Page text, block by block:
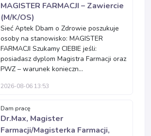
MAGISTER FARMACJI – Zawiercie
(M/K/OS)
Sieć Aptek Dbam o Zdrowie poszukuje
osoby na stanowisko: MAGISTER
FARMACJI Szukamy CIEBIE jeśli:
posiadasz dyplom Magistra Farmacji oraz
PWZ – warunek konieczn...
2026-08-06 13:53
Dam pracę
Dr.Max, Magister
Farmacji/Magisterka Farmacji,